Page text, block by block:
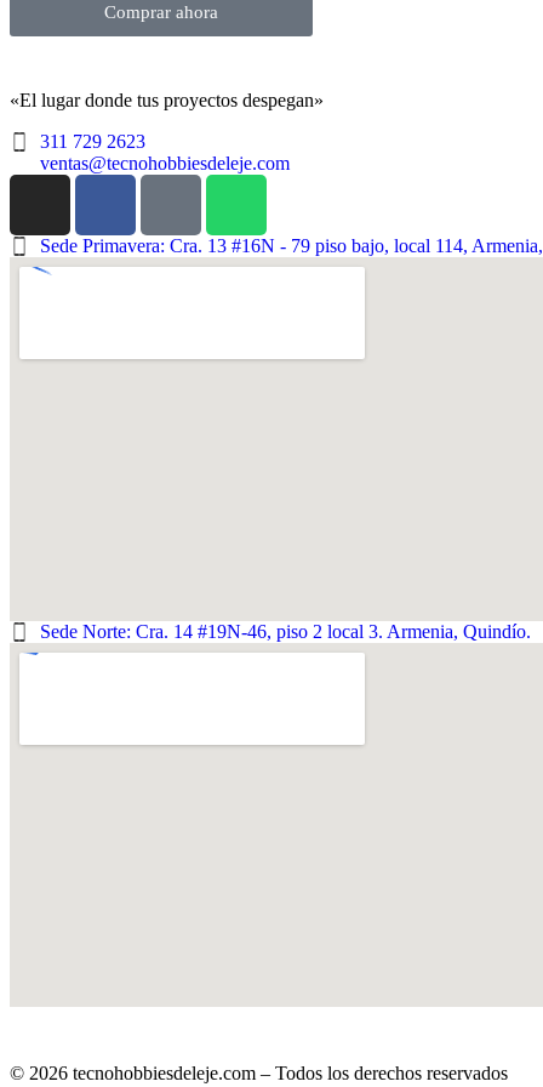
Comprar ahora
«El lugar donde tus proyectos despegan»
311 729 2623
ventas@tecnohobbiesdeleje.com
Sede Primavera: Cra. 13 #16N - 79 piso bajo, local 114,
Sede Norte: Cra. 14 #19N-46, piso 2 local 3. Armenia, Quindío.
© 2026 tecnohobbiesdeleje.com – Todos los derechos reservados